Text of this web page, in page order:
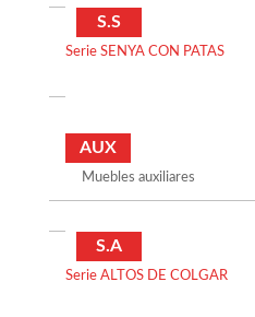
S.S
Serie SENYA CON PATAS
AUX
Muebles auxiliares
S.A
Serie ALTOS DE COLGAR